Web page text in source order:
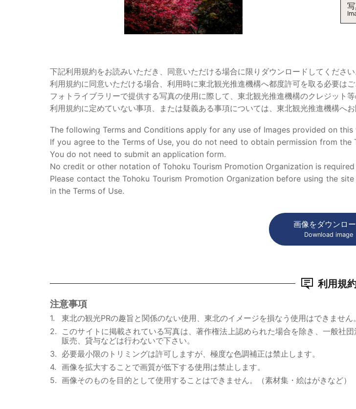
下記利用規約をお読みいただき、同意いただける場合に限りダウンロードしてください
利用規約に同意いただける場合、利用時に東北観光推進機構へ都度許可を取る必要は
フォトライブラリーで提供する写真の使用に際して、東北観光推進機構のクレジット等
利用規約に定めていない事項、または疑義ある事項については、東北観光推進機構へ
The following Terms and Conditions apply for any use of Images provided on this
If you agree to the Terms of Use, you do not need to obtain permission from
You do not need to submit an application form.
No credit or other notation of Tohoku Tourism Promotion Organization is
Please contact the Tohoku Tourism Promotion Organization before using the
in the Terms of Use.
画像をダウンロ
Download image
利用規
注意事項
東北の観光PRの趣旨と関係のない使用、東北のイメージを損なう使用はできません。
このサイトに掲載されている写真は、著作権法上認められた場合を除き、一般社
販売、貸与などは行わないで下さい。
必要最小限のトリミングは許可しますが、極度な色調補正は禁止します。
画像を拡大することで画質が低下する使用は禁止します。
画像そのものを目的として使用することはできません。（素材集・絵はがきなど）